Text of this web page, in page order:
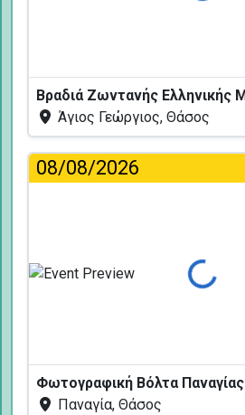
Άγιος Γεώργιος, Θάσος
08/08/2026
Φόρτωση...
Φωτογραφική Βόλτα Παναγίας
Παναγία, Θάσος